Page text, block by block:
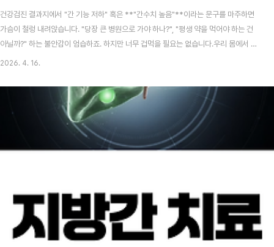
건강검진 결과지에서 "간 기능 저하" 혹은 **"간수치 높음"**이라는 문구를 마주하면
가슴이 철렁 내려앉습니다. "당장 큰 병원으로 가야 하나?", "평생 약을 먹어야 하는 건
아닐까?" 하는 불안감이 엄습하죠. 하지만 너무 겁먹을 필요는 없습니다.우리 몸에서 간
은 인체 유일의 '재생 공장'이라 불릴 만큼 놀라운 회복력을 가진 장기입니다. 다만, 간은
치해서는 안 됩니다. 오늘은 2026년 최신 의학 가이드라인과 글로벌 보건 기구의 자료
를 바탕으로, 간 기능을 빠르게 회복하고 수치를 정상화하는 현실적인 루틴 7가지를 소
비자 입장에서 완벽하게 정리해 드립니다.📚 목차내 간 기능이 떨어지는 진짜 이유 (지
2026. 4. 16.